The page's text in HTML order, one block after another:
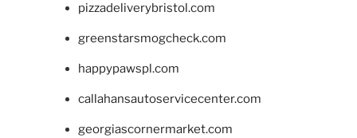
pizzadeliverybristol.com
greenstarsmogcheck.com
happypawspl.com
callahansautoservicecenter.com
georgiascornermarket.com